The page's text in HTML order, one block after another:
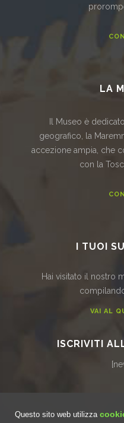
LA
Il Museo è
geografico, la
accezione ampia, che
con la
I TUOI
Hai visitato il nostro
VAI AL
ISCRIVITI
Questo sito web utilizza